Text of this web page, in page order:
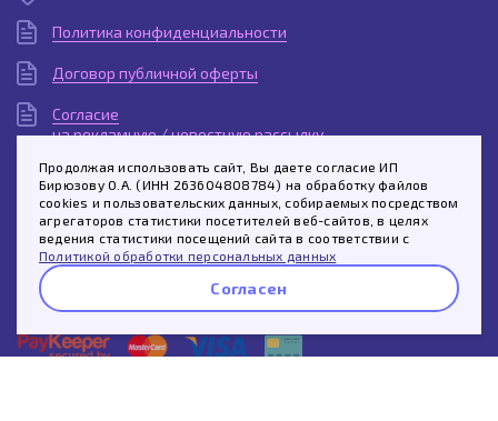
Продолжая использовать сайт, Вы даете согласие ИП
Бирюзову О.А. (ИНН 263604808784) на обработку файлов
cookies и пользовательских данных, собираемых посредством
агрегаторов статистики посетителей веб-сайтов, в целях
ведения статистики посещений сайта в соответствии с
Политикой обработки персональных данных
Согласен
Спросить про этот товар
Whatsapp Telegram
Политика конфиденциальности
Договор публичной оферты
Согласие
на рекламную / новостную рассылку
Согласие
на обработку персональных данных
Пользовательское
соглашение